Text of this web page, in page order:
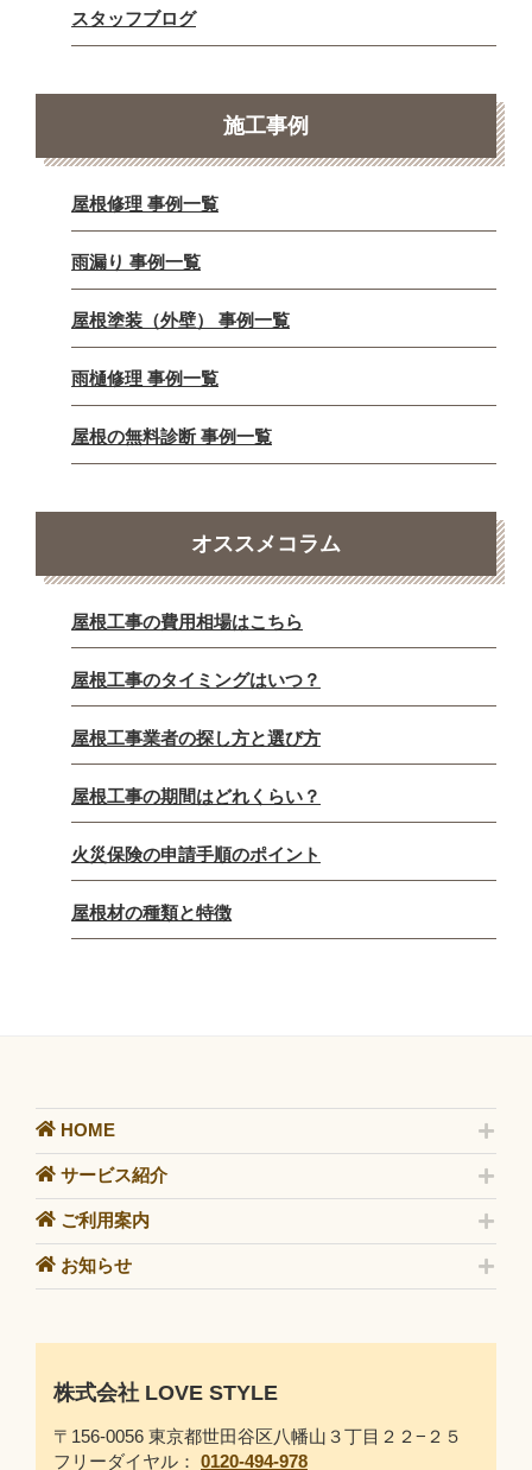
スタッフブログ
施工事例
屋根修理 事例一覧
雨漏り 事例一覧
屋根塗装（外壁） 事例一覧
雨樋修理 事例一覧
屋根の無料診断 事例一覧
オススメコラム
屋根工事の費用相場はこちら
屋根工事のタイミングはいつ？
屋根工事業者の探し方と選び方
屋根工事の期間はどれくらい？
火災保険の申請手順のポイント
屋根材の種類と特徴
HOME
サービス紹介
ご利用案内
お知らせ
株式会社 LOVE STYLE
〒156-0056 東京都世田谷区八幡山３丁目２２−２５
フリーダイヤル： 0120-494-978